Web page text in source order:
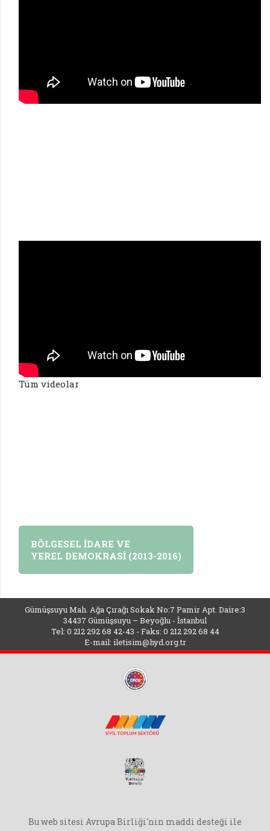
Tüm videolar
BÖLGESEL İDARE VE
YEREL DEMOKRASİ (2013-2016)
Gümüşsuyu Mah. Ağa Çırağı Sokak No:7 Pamir Apt. Daire:3
34437 Gümüşsuyu – Beyoğlu - İstanbul
Tel: 0 212 292 68 42-43 - Faks: 0 212 292 68 44
E-mail: iletisim@hyd.org.tr
Bu web sitesi Avrupa Birliği'nin maddi desteği ile